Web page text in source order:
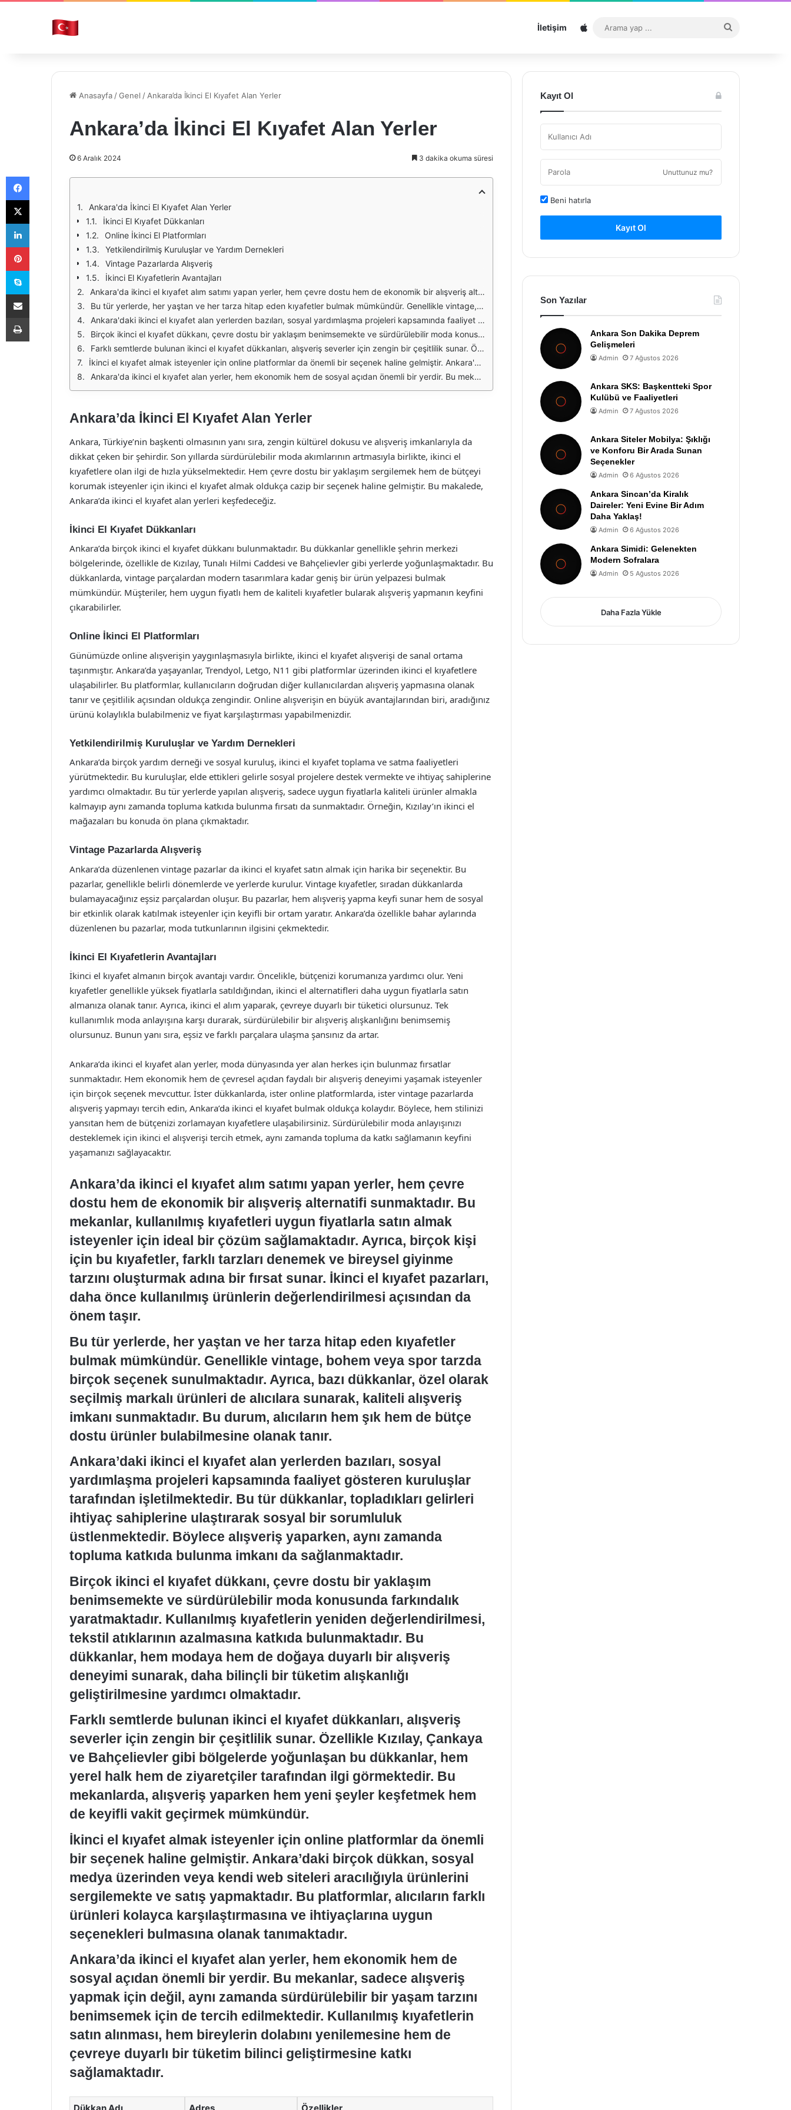
İletişim Sitemap
...
Anasayfa /Genel / Ankara’da İkinci El Kıyafet Alan Yerler
Ankara’da İkinci El Kıyafet Alan Yerler
6 Aralık 2024 3 dakika okuma süresi
Ankara'da İkinci El Kıyafet Alan Yerler
İkinci El Kıyafet Dükkanları
Online İkinci El Platformları
Yetkilendirilmiş Kuruluşlar ve Yardım Dernekleri
Vintage Pazarlarda Alışveriş
İkinci El Kıyafetlerin Avantajları
Ankara'da ikinci el kıyafet alım satımı yapan yerler, hem çevre dostu hem de ekonomik bir alışveriş alternatifi sunmaktadır. Bu mekanlar, kullanılmış kıyafetleri uygun fiyatlarla satın almak isteyenler için ideal bir çözüm sağlamaktadır. Ayrıca, birçok kişi için bu kıyafetler, farklı tarzları denemek ve bireysel giyinme tarzını oluşturmak adına bir fırsat sunar. İkinci el kıyafet pazarları, daha önce kullanılmış ürünlerin değerlendirilmesi açısından da önem taşır.
Bu tür yerlerde, her yaştan ve her tarza hitap eden kıyafetler bulmak mümkündür. Genellikle vintage, bohem veya spor tarzda birçok seçenek sunulmaktadır. Ayrıca, bazı dükkanlar, özel olarak seçilmiş markalı ürünleri de alıcılara sunarak, kaliteli alışveriş imkanı sunmaktadır. Bu durum, alıcıların hem şık hem de bütçe dostu ürünler bulabilmesine olanak tanır.
Ankara'daki ikinci el kıyafet alan yerlerden bazıları, sosyal yardımlaşma projeleri kapsamında faaliyet gösteren kuruluşlar tarafından işletilmektedir. Bu tür dükkanlar, topladıkları gelirleri ihtiyaç sahiplerine ulaştırarak sosyal bir sorumluluk üstlenmektedir. Böylece alışveriş yaparken, aynı zamanda topluma katkıda bulunma imkanı da sağlanmaktadır.
Birçok ikinci el kıyafet dükkanı, çevre dostu bir yaklaşım benimsemekte ve sürdürülebilir moda konusunda farkındalık yaratmaktadır. Kullanılmış kıyafetlerin yeniden değerlendirilmesi, tekstil atıklarının azalmasına katkıda bulunmaktadır. Bu dükkanlar, hem modaya hem de doğaya duyarlı bir alışveriş deneyimi sunarak, daha bilinçli bir tüketim alışkanlığı geliştirilmesine yardımcı olmaktadır.
Farklı semtlerde bulunan ikinci el kıyafet dükkanları, alışveriş severler için zengin bir çeşitlilik sunar. Özellikle Kızılay, Çankaya ve Bahçelievler gibi bölgelerde yoğunlaşan bu dükkanlar, hem yerel halk hem de ziyaretçiler tarafından ilgi görmektedir. Bu mekanlarda, alışveriş yaparken hem yeni şeyler keşfetmek hem de keyifli vakit geçirmek mümkündür.
İkinci el kıyafet almak isteyenler için online platformlar da önemli bir seçenek haline gelmiştir. Ankara'daki birçok dükkan, sosyal medya üzerinden veya kendi web siteleri aracılığıyla ürünlerini sergilemekte ve satış yapmaktadır. Bu platformlar, alıcıların farklı ürünleri kolayca karşılaştırmasına ve ihtiyaçlarına uygun seçenekleri bulmasına olanak tanımaktadır.
Ankara'da ikinci el kıyafet alan yerler, hem ekonomik hem de sosyal açıdan önemli bir yerdir. Bu mekanlar, sadece alışveriş yapmak için değil, aynı zamanda sürdürülebilir bir yaşam tarzını benimsemek için de tercih edilmektedir. Kullanılmış kıyafetlerin satın alınması, hem bireylerin dolabını yenilemesine hem de çevreye duyarlı bir tüketim bilinci geliştirmesine katkı sağlamaktadır.
Ankara’da İkinci El Kıyafet Alan Yerler
Ankara, Türkiye’nin başkenti olmasının yanı sıra, zengin kültürel dokusu ve alışveriş imkanlarıyla da
dikkat çeken bir şehirdir. Son yıllarda sürdürülebilir moda akımlarının artmasıyla birlikte, ikinci el
kıyafetlere olan ilgi de hızla yükselmektedir. Hem çevre dostu bir yaklaşım sergilemek hem de bütçeyi
korumak isteyenler için ikinci el kıyafet almak oldukça cazip bir seçenek haline gelmiştir. Bu makalede,
Ankara’da ikinci el kıyafet alan yerleri keşfedeceğiz.
İkinci El Kıyafet Dükkanları
Ankara’da birçok ikinci el kıyafet dükkanı bulunmaktadır. Bu dükkanlar genellikle şehrin merkezi
bölgelerinde, özellikle de Kızılay, Tunalı Hilmi Caddesi ve Bahçelievler gibi yerlerde yoğunlaşmaktadır. Bu
dükkanlarda, vintage parçalardan modern tasarımlara kadar geniş bir ürün yelpazesi bulmak
mümkündür. Müşteriler, hem uygun fiyatlı hem de kaliteli kıyafetler bularak alışveriş yapmanın keyfini
çıkarabilirler.
Online İkinci El Platformları
Günümüzde online alışverişin yaygınlaşmasıyla birlikte, ikinci el kıyafet alışverişi de sanal ortama
taşınmıştır. Ankara’da yaşayanlar, Trendyol, Letgo, N11 gibi platformlar üzerinden ikinci el kıyafetlere
ulaşabilirler. Bu platformlar, kullanıcıların doğrudan diğer kullanıcılardan alışveriş yapmasına olanak
tanır ve çeşitlilik açısından oldukça zengindir. Online alışverişin en büyük avantajlarından biri, aradığınız
ürünü kolaylıkla bulabilmeniz ve fiyat karşılaştırması yapabilmenizdir.
Yetkilendirilmiş Kuruluşlar ve Yardım Dernekleri
Ankara’da birçok yardım derneği ve sosyal kuruluş, ikinci el kıyafet toplama ve satma faaliyetleri
yürütmektedir. Bu kuruluşlar, elde ettikleri gelirle sosyal projelere destek vermekte ve ihtiyaç sahiplerine
yardımcı olmaktadır. Bu tür yerlerde yapılan alışveriş, sadece uygun fiyatlarla kaliteli ürünler almakla
kalmayıp aynı zamanda topluma katkıda bulunma fırsatı da sunmaktadır. Örneğin, Kızılay’ın ikinci el
mağazaları bu konuda ön plana çıkmaktadır.
Vintage Pazarlarda Alışveriş
Ankara’da düzenlenen vintage pazarlar da ikinci el kıyafet satın almak için harika bir seçenektir. Bu
pazarlar, genellikle belirli dönemlerde ve yerlerde kurulur. Vintage kıyafetler, sıradan dükkanlarda
bulamayacağınız eşsiz parçalardan oluşur. Bu pazarlar, hem alışveriş yapma keyfi sunar hem de sosyal
bir etkinlik olarak katılmak isteyenler için keyifli bir ortam yaratır. Ankara’da özellikle bahar aylarında
düzenlenen bu pazarlar, moda tutkunlarının ilgisini çekmektedir.
İkinci El Kıyafetlerin Avantajları
İkinci el kıyafet almanın birçok avantajı vardır. Öncelikle, bütçenizi korumanıza yardımcı olur. Yeni
kıyafetler genellikle yüksek fiyatlarla satıldığından, ikinci el alternatifleri daha uygun fiyatlarla satın
almanıza olanak tanır. Ayrıca, ikinci el alım yaparak, çevreye duyarlı bir tüketici olursunuz. Tek
kullanımlık moda anlayışına karşı durarak, sürdürülebilir bir alışveriş alışkanlığını benimsemiş
olursunuz. Bunun yanı sıra, eşsiz ve farklı parçalara ulaşma şansınız da artar.
Ankara’da ikinci el kıyafet alan yerler, moda dünyasında yer alan herkes için bulunmaz fırsatlar
sunmaktadır. Hem ekonomik hem de çevresel açıdan faydalı bir alışveriş deneyimi yaşamak isteyenler
için birçok seçenek mevcuttur. İster dükkanlarda, ister online platformlarda, ister vintage pazarlarda
alışveriş yapmayı tercih edin, Ankara’da ikinci el kıyafet bulmak oldukça kolaydır. Böylece, hem stilinizi
yansıtan hem de bütçenizi zorlamayan kıyafetlere ulaşabilirsiniz. Sürdürülebilir moda anlayışınızı
desteklemek için ikinci el alışverişi tercih etmek, aynı zamanda topluma da katkı sağlamanın keyfini
yaşamanızı sağlayacaktır.
Ankara’da ikinci el kıyafet alım satımı yapan yerler, hem çevre
dostu hem de ekonomik bir alışveriş alternatifi sunmaktadır. Bu
mekanlar, kullanılmış kıyafetleri uygun fiyatlarla satın almak
isteyenler için ideal bir çözüm sağlamaktadır. Ayrıca, birçok kişi
için bu kıyafetler, farklı tarzları denemek ve bireysel giyinme
tarzını oluşturmak adına bir fırsat sunar. İkinci el kıyafet pazarları,
daha önce kullanılmış ürünlerin değerlendirilmesi açısından da
önem taşır.
Bu tür yerlerde, her yaştan ve her tarza hitap eden kıyafetler
bulmak mümkündür. Genellikle vintage, bohem veya spor tarzda
birçok seçenek sunulmaktadır. Ayrıca, bazı dükkanlar, özel olarak
seçilmiş markalı ürünleri de alıcılara sunarak, kaliteli alışveriş
imkanı sunmaktadır. Bu durum, alıcıların hem şık hem de bütçe
dostu ürünler bulabilmesine olanak tanır.
Ankara’daki ikinci el kıyafet alan yerlerden bazıları, sosyal
yardımlaşma projeleri kapsamında faaliyet gösteren kuruluşlar
tarafından işletilmektedir. Bu tür dükkanlar, topladıkları gelirleri
ihtiyaç sahiplerine ulaştırarak sosyal bir sorumluluk
üstlenmektedir. Böylece alışveriş yaparken, aynı zamanda
topluma katkıda bulunma imkanı da sağlanmaktadır.
Birçok ikinci el kıyafet dükkanı, çevre dostu bir yaklaşım
benimsemekte ve sürdürülebilir moda konusunda farkındalık
yaratmaktadır. Kullanılmış kıyafetlerin yeniden değerlendirilmesi,
tekstil atıklarının azalmasına katkıda bulunmaktadır. Bu
dükkanlar, hem modaya hem de doğaya duyarlı bir alışveriş
deneyimi sunarak, daha bilinçli bir tüketim alışkanlığı
geliştirilmesine yardımcı olmaktadır.
Farklı semtlerde bulunan ikinci el kıyafet dükkanları, alışveriş
severler için zengin bir çeşitlilik sunar. Özellikle Kızılay, Çankaya
ve Bahçelievler gibi bölgelerde yoğunlaşan bu dükkanlar, hem
yerel halk hem de ziyaretçiler tarafından ilgi görmektedir. Bu
mekanlarda, alışveriş yaparken hem yeni şeyler keşfetmek hem
de keyifli vakit geçirmek mümkündür.
İkinci el kıyafet almak isteyenler için online platformlar da önemli
bir seçenek haline gelmiştir. Ankara’daki birçok dükkan, sosyal
medya üzerinden veya kendi web siteleri aracılığıyla ürünlerini
sergilemekte ve satış yapmaktadır. Bu platformlar, alıcıların farklı
ürünleri kolayca karşılaştırmasına ve ihtiyaçlarına uygun
seçenekleri bulmasına olanak tanımaktadır.
Ankara’da ikinci el kıyafet alan yerler, hem ekonomik hem de
sosyal açıdan önemli bir yerdir. Bu mekanlar, sadece alışveriş
yapmak için değil, aynı zamanda sürdürülebilir bir yaşam tarzını
benimsemek için de tercih edilmektedir. Kullanılmış kıyafetlerin
satın alınması, hem bireylerin dolabını yenilemesine hem de
çevreye duyarlı bir tüketim bilinci geliştirmesine katkı
sağlamaktadır.
Kayıt Ol
Unuttunuz mu?
Beni hatırla
Kayıt Ol
Son Yazılar
Ankara Son Dakika Deprem
Gelişmeleri
Admin 7 Ağustos 2026
Ankara SKS: Başkentteki Spor
Kulübü ve Faaliyetleri
Admin 7 Ağustos 2026
Ankara Siteler Mobilya: Şıklığı
ve Konforu Bir Arada Sunan
Seçenekler
Admin 6 Ağustos 2026
Ankara Sincan’da Kiralık
Daireler: Yeni Evine Bir Adım
Daha Yaklaş!
Admin 6 Ağustos 2026
Ankara Simidi: Gelenekten
Modern Sofralara
Admin 5 Ağustos 2026
Daha Fazla Yükle
Facebook
X
LinkedIn
Pinterest
Skype
E-Posta ile paylaş